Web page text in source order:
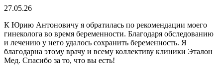
27.05.26
К Юрию Антоновичу я обратилась по рекомендации моего
гинеколога во время беременности. Благодаря обследованию
и лечению у него удалось сохранить беременность. Я
благодарна этому врачу и всему коллективу клиники Эталон
Мед. Спасибо за то, что вы есть!